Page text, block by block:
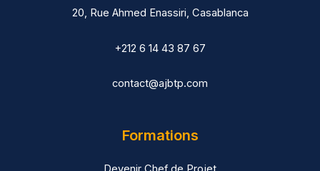
20, Rue Ahmed Enassiri, Casablanca
+212 6 14 43 87 67
contact@ajbtp.com
Formations